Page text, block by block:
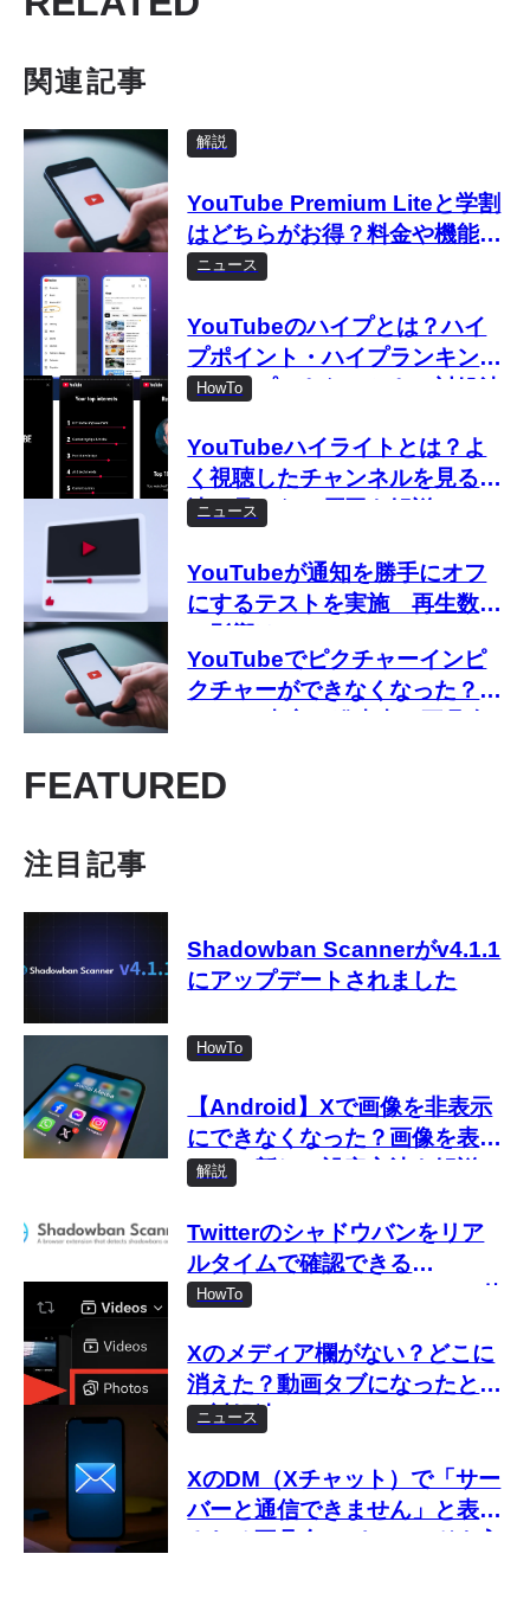
関連記事
解説
YouTube Premium Liteと学割
はどちらがお得？料金や機能を
比較
ニュース
YouTubeのハイプとは？ハイ
プポイント・ハイプランキング
やハイプできないときの対処法
HowTo
YouTubeハイライトとは？よ
く視聴したチャンネルを見る方
法や見れない原因を解説
ニュース
YouTubeが通知を勝手にオフ
にするテストを実施 再生数へ
YouTubeでピクチャーインピ
クチャーができなくなった？
FEATURED
注目記事
Shadowban Scannerがv4.1.1
にアップデートされました
HowTo
【Android】Xで画像を非表示
にできなくなった？画像を表示
しない新しい設定方法を解説
解説
Twitterのシャドウバンをリア
ルタイムで確認できる
「Shadowban Scanner」の使
HowTo
Xのメディア欄がない？どこに
消えた？動画タブになったとき
の対処法
ニュース
XのDM（Xチャット）で「サー
バーと通信できません」と表示